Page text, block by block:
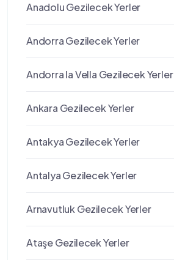
Anadolu Gezilecek Yerler
Andorra Gezilecek Yerler
Andorra la Vella Gezilecek Yerler
Ankara Gezilecek Yerler
Antakya Gezilecek Yerler
Antalya Gezilecek Yerler
Arnavutluk Gezilecek Yerler
Ataşe Gezilecek Yerler